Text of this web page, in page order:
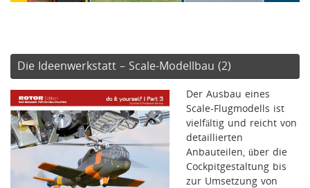
Die Ideenwerkstatt – Scale-Modellbau (2)
Der Ausbau eines
Scale-Flugmodells ist
vielfältig und reicht von
detaillierten
Anbauteilen, über die
Cockpitgestaltung bis
zur Umsetzung von